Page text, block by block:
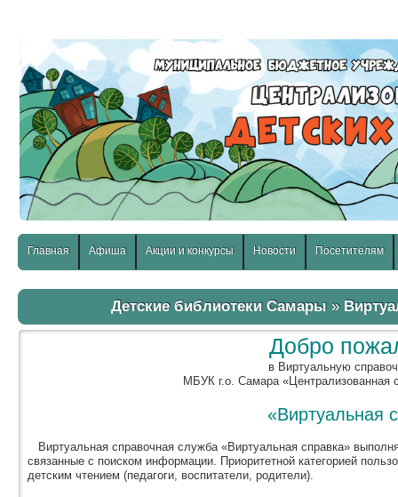
Главная Афиша Акции и конкурсы Новости Посетителям
Детские библиотеки Самары»
Добро
в Виртуальную
МБУК г.о. Самара «Централизованная
«Виртуальная
Виртуальная справочная служба «Виртуальная справка»
связанные с поиском информации. Приоритетной категорией
детским чтением (педагоги, воспитатели, родители).